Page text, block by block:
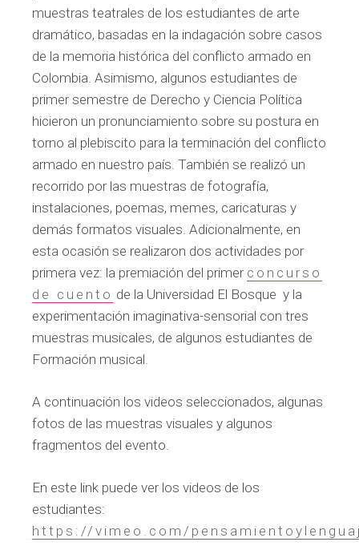
muestras teatrales de los estudiantes de arte
dramático, basadas en la indagación sobre casos
de la memoria histórica del conflicto armado en
Colombia. Asimismo, algunos estudiantes de
primer semestre de Derecho y Ciencia Política
hicieron un pronunciamiento sobre su postura en
torno al plebiscito para la terminación del conflicto
armado en nuestro país. También se realizó un
recorrido por las muestras de fotografía,
instalaciones, poemas, memes, caricaturas y
demás formatos visuales. Adicionalmente, en
esta ocasión se realizaron dos actividades por
primera vez: la premiación del primer concurso
de cuento de la Universidad El Bosque y la
experimentación imaginativa-sensorial con tres
muestras musicales, de algunos estudiantes de
Formación musical.
A continuación los videos seleccionados, algunas
fotos de las muestras visuales y algunos
fragmentos del evento.
En este link puede ver los videos de los
estudiantes:
https://vimeo.com/